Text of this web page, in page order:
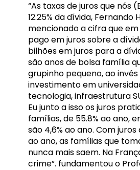
“As taxas de juros que nós
12.25% da dívida, Fernando
mencionado a cifra que
pago em juros sobre a
bilhões em juros para a
são anos de bolsa família
grupinho pequeno, ao
investimento em
tecnologia, infraestrutura
Eu junto a isso os juros
famílias, de 55.8% ao ano,
são 4,6% ao ano. Com juros
ao ano, as famílias que
nunca mais saem. Na
crime”. fundamentou o